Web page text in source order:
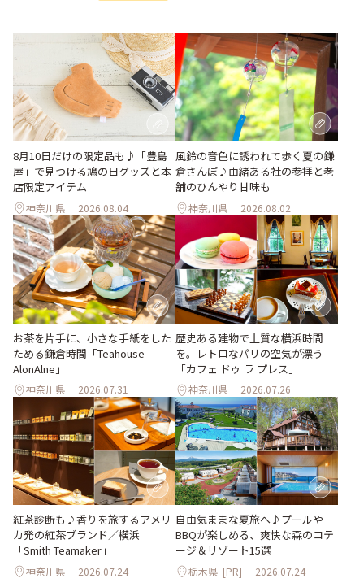
8月10日だけの限定品も♪「豊島
屋」で見つける鳩の日グッズと本
店限定アイテム
神奈川県 2026.08.04
風鈴の音色に誘われて歩く夏の鎌
倉さんぽ♪由緒ある社の参拝と老
舗のひんやり甘味も
神奈川県 2026.08.02
お茶を片手に、小さな手紙をした
ためる鎌倉時間「Teahouse
AlonAlne」
神奈川県 2026.07.31
歴史ある建物で上質な横浜時間
を。レトロなパリの空気が漂う
「カフェ ドゥ ラ プレス」
神奈川県 2026.07.26
紅茶診断も♪香りを旅するアメリ
カ発の紅茶ブランド／横浜
「Smith Teamaker」
神奈川県 2026.07.24
自由気ままな夏旅へ♪プールや
BBQが楽しめる、爽快な森のコテ
ージ＆リゾート15選
栃木県 [PR] 2026.07.24